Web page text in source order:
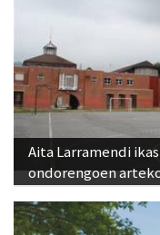
Aita Larramendi
ondorengoen